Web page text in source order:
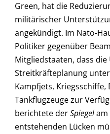
Green, hat die
militärischer
angekündigt. Im Nato-
Politiker gegenüber
Mitgliedstaaten, dass die
Streitkräfteplanung
Kampfjets,
Tankflugzeuge zur
berichtete derSpiegelam
entstehenden Lücken